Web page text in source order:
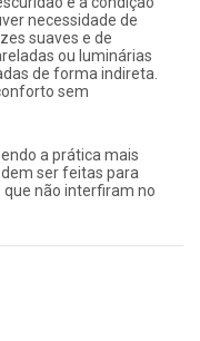
necessidade de
suaves e de
ou luminárias
de forma indireta.
sem
a prática mais
ser feitas para
não interfiram no